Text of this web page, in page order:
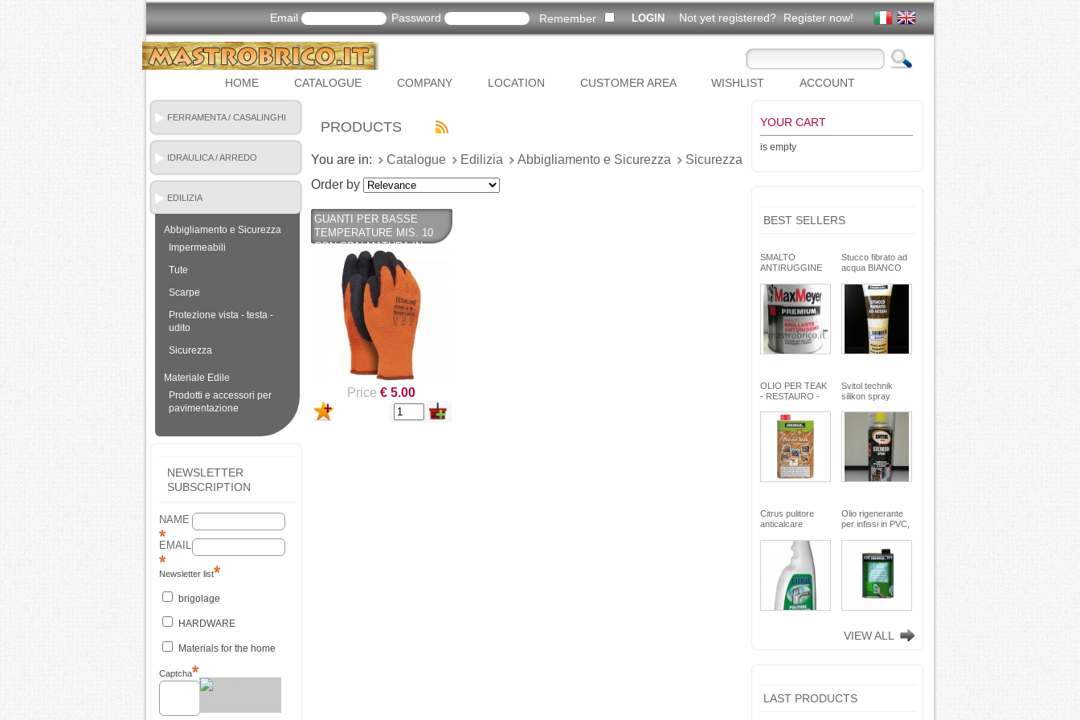
Email Password Remember Not yet registered? Register now!
HOME CATALOGUE COMPANY LOCATION CUSTOMER AREA WISHLIST ACCOUNT
FERRAMENTA / CASALINGHI
IDRAULICA / ARREDO
BAGNO
EDILIZIA
Abbigliamento e Sicurezza
Impermeabili
Tute
Scarpe
Protezione vista - testa -
udito
Sicurezza
Materiale Edile
Prodotti e accessori per
pavimentazione
NEWSLETTER
SUBSCRIPTION
NAME
EMAIL
Newsletter list
brigolage
HARDWARE
Materials for the home
Captcha
PRODUCTS
You are in: Catalogue Edilizia Abbigliamento e Sicurezza
Sicurezza
Order by
GUANTI PER BASSE
TEMPERATURE MIS. 10
CON SPALMATURA IN
SCHIUMA DI LATTICE PER
ECCELLENTE PRESA -
INDUSTRIAL STARTER
Price € 5.00
YOUR CART
is empty
BEST SELLERS
SMALTO
ANTIRUGGINE
gel - non cola -
Max Meyer
Stucco fibrato ad
acqua BIANCO
riempitivo non si
spacca -
TEKNICA
OLIO PER TEAK
- RESTAURO -
di oli pregiati -
MaxMeyer -
TEKNICA
Svitol technik
silikon spray
Citrus pulitore
anticalcare
con nebulizzatore
- faren industrie
chimiche spa
Olio rigenerante
per infissi in PVC,
TEKNICA -
TEKNICA
VIEW ALL
LAST PRODUCTS